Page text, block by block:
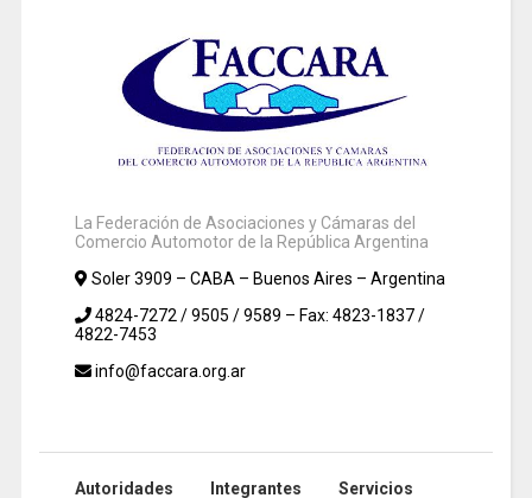
La Federación de Asociaciones y Cámaras del
Comercio Automotor de la República Argentina
Soler 3909 – CABA – Buenos Aires – Argentina
4824-7272 / 9505 / 9589 – Fax: 4823-1837 /
4822-7453
info@faccara.org.ar
Autoridades Integrantes Servicios